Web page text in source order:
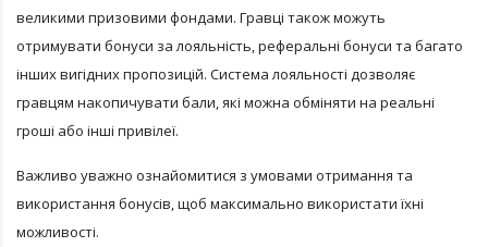
великими призовими фондами. Гравці також можуть
отримувати бонуси за лояльність, реферальні бонуси та багато
інших вигідних пропозицій. Система лояльності дозволяє
гравцям накопичувати бали, які можна обміняти на реальні
гроші або інші привілеї.
Важливо уважно ознайомитися з умовами отримання та
використання бонусів, щоб максимально використати їхні
можливості.